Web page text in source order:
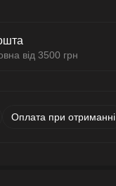
від 3500 грн
Оплата при отриманні